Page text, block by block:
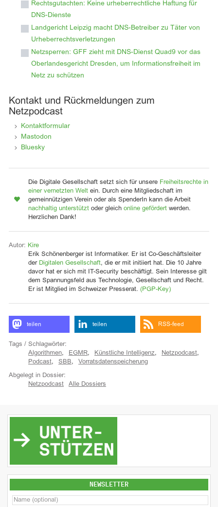
Rechtsgutachten: Keine urheberrechtliche Haftung für
DNS-Dienste
Landgericht Leipzig macht DNS-Betreiber zu Täter von
Urheberrechtsverletzungen
Netzsperren: GFF zieht mit DNS-Dienst Quad9 vor das
Oberlandesgericht Dresden, um Informationsfreiheit im
Netz zu schützen
Kontakt und Rückmeldungen zum
Netzpodcast
Kontaktformular
Mastodon
Bluesky
Die Digitale Gesellschaft setzt sich für unsere Freiheitsrechte in
einer vernetzten Welt ein. Durch eine Mitgliedschaft im
gemeinnützigen Verein oder als SpenderIn kann die Arbeit
nachhaltig unterstützt oder gleich online gefördert werden.
Herzlichen Dank!
Autor: Kire
Erik Schönenberger ist Informatiker. Er ist Co-Geschäftsleiter
der Digitalen Gesellschaft, die er mit initiiert hat. Die 10 Jahre
davor hat er sich mit IT-Security beschäftigt. Sein Interesse gilt
dem Spannungsfeld aus Technologie, Gesellschaft und Recht.
Er ist Mitglied im Schweizer Presserat. (PGP-Key)
teilen teilen RSS-feed
Tags / Schlagwörter:
Algorithmen, EGMR, Künstliche Intelligenz, Netzpodcast,
Podcast, SBB, Vorratsdatenspeicherung
Abgelegt in Dossier:
Netzpodcast
Alle Dossiers
NEWSLETTER